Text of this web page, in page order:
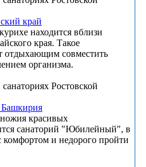
край
находится вблизи
края. Такое
отдыхающим совместить
организма.
красивых
санаторий "Юбилейный", в
и недорого пройти